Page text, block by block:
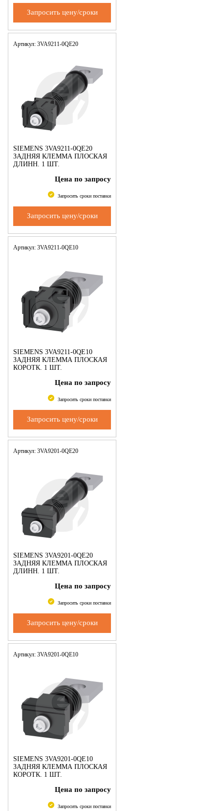
Запросить цену/сроки
Артикул: 3VA9211-0QE20
SIEMENS 3VA9211-0QE20
ЗАДНЯЯ КЛЕММА ПЛОСКАЯ
ДЛИНН. 1 ШТ.
Цена по запросу
Запросить сроки поставки
Запросить цену/сроки
Артикул: 3VA9211-0QE10
SIEMENS 3VA9211-0QE10
ЗАДНЯЯ КЛЕММА ПЛОСКАЯ
КОРОТК. 1 ШТ.
Цена по запросу
Запросить сроки поставки
Запросить цену/сроки
Артикул: 3VA9201-0QE20
SIEMENS 3VA9201-0QE20
ЗАДНЯЯ КЛЕММА ПЛОСКАЯ
ДЛИНН. 1 ШТ.
3VA2 100/160/250Цена по запросу
Запросить сроки поставки
Запросить цену/сроки
Артикул: 3VA9201-0QE10
SIEMENS 3VA9201-0QE10
ЗАДНЯЯ КЛЕММА ПЛОСКАЯ
КОРОТК. 1 ШТ.
3VA2 100/160/250Цена по запросу
Запросить сроки поставки